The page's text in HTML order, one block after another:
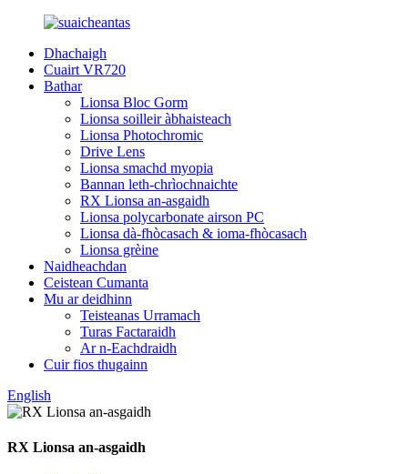
Dhachaigh
Cuairt VR720
Bathar
Lionsa Bloc Gorm
Lionsa soilleir àbhaisteach
Lionsa Photochromic
Drive Lens
Lionsa smachd myopia
Bannan leth-chrìochnaichte
RX Lionsa an-asgaidh
Lionsa polycarbonate airson PC
Lionsa dà-fhòcasach & ioma-fhòcasach
Lionsa grèine
Naidheachdan
Ceistean Cumanta
Mu ar deidhinn
Teisteanas Urramach
Turas Factaraidh
Ar n-Eachdraidh
Cuir fios thugainn
English
RX Lionsa an-asgaidh